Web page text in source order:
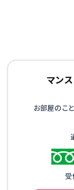
マン
お部屋のこ